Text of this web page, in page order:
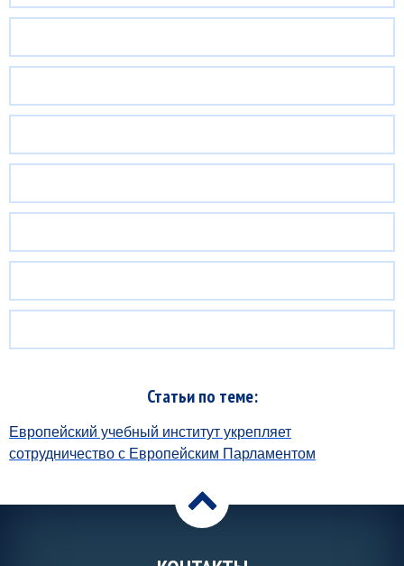
Статьи по теме:
Европейский учебный институт укрепляет
сотрудничество с Европейским Парламентом
>